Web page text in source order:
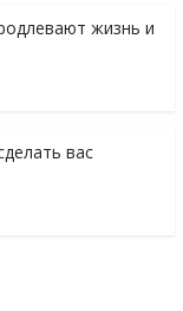
жизнь и
вас